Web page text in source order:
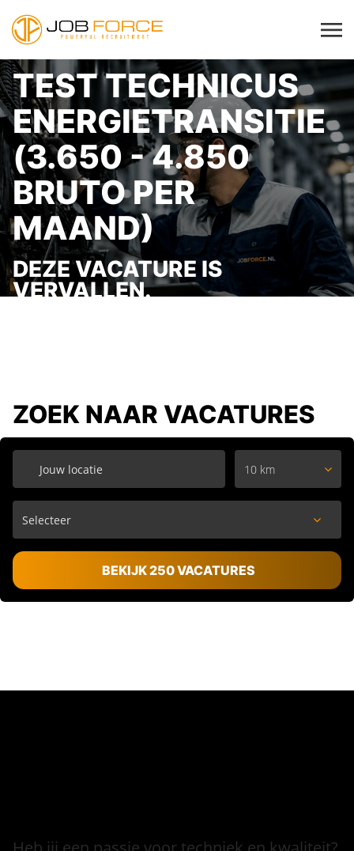
TEST TECHNICUS
ENERGIETRANSITIE
(3.650 - 4.850
BRUTO PER
MAAND)
DEZE VACATURE IS
VERVALLEN.
ZOEK NAAR VACATURES
10 km
BEKIJK 250 VACATURES